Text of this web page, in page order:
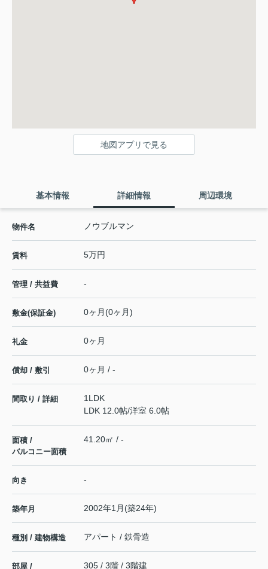
地図アプリで見る
基本情報 詳細情報 周辺環境
物件名 ノウブルマン
賃料 5万円
管理 / 共益費 -
敷金(保証金) 0ヶ月(0ヶ月)
礼金 0ヶ月
償却 / 敷引 0ヶ月 / -
間取り / 詳細
1LDK
LDK 12.0帖/洋室 6.0帖
面積 /
バルコニー面積
41.20㎡ / -
向き -
築年月 2002年1月(築24年)
種別 / 建物構造 アパート / 鉄骨造
部屋 / 305 / 3階 / 3階建